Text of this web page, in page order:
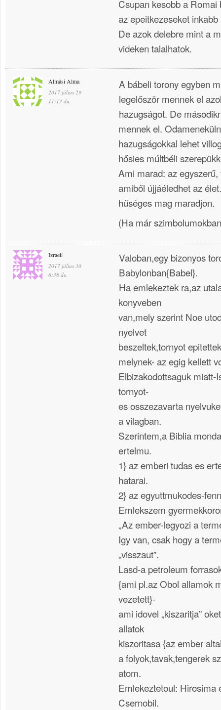
Csupan kesobb a
az epeitkezeseket
De azok delebre mint a
videken talalhatok.
Almási Alma
2017 július 29
11:13 du.
A bábeli torony egyben
legelőször mennek el
hazugságot. De
mennek el.
hazugságokkal lehet
hősies múltbéli
Ami marad: az
amiből újjáéledhet az
hűséges mag maradjon.
(Ha már
Izraeli
2017 július 30
6:38 de.
Valoban,egy bizonyos
Babylonban{Babel}.
Ha emlekeztek ra,az
konyveben
van,mely szerint Noe
nyelvet
beszeltek,tornyot
melynek- az egig kellett
Elbizakodottsaguk miatt-
tornyot-
es osszezavarta
a vilagban.
Szerintem,a Biblia
ertelmu.
1} az emberi tudas es
hatarai.
2} az egyuttmukodes-
Emlekszem
„Az ember-legyozi a
Igy van, csak hogy a
„visszaut”.
Lasd-a petroleum
{ami pl.az Obol allamok
vezetett}-
ami idovel „kiszaritja”
allatok
kiszoritasa {az ember
a folyok,tavak,tengerek
atom.
Emlekeztetoul:
Csernobil.